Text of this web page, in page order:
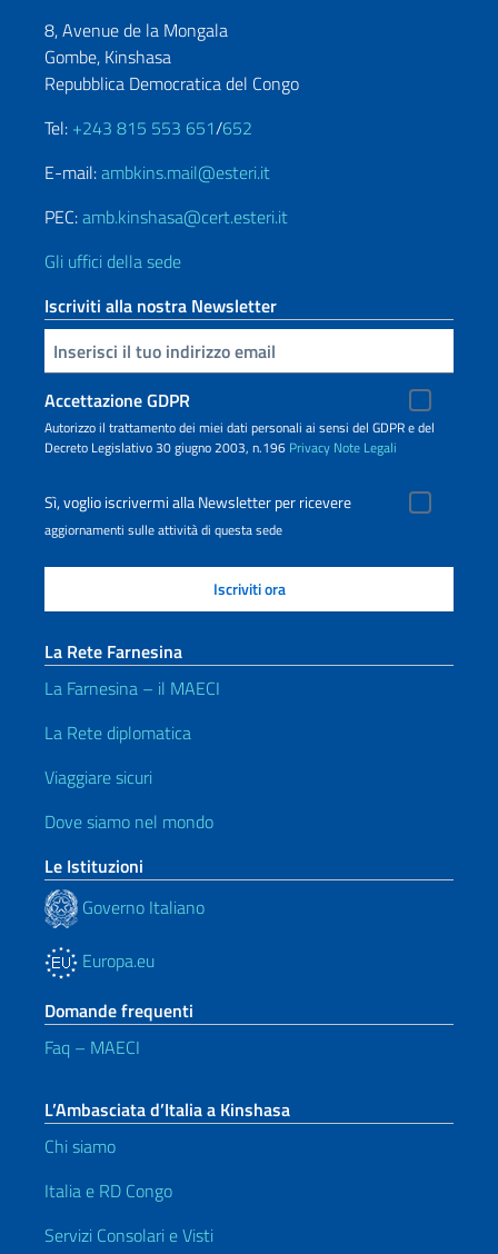
8, Avenue de la Mongala
Gombe, Kinshasa
Repubblica Democratica del Congo
Tel: +243 815 553 651/652
E-mail:ambkins.mail@esteri.it
PEC:amb.kinshasa@cert.esteri.it
Gli uffici della sede
Iscriviti alla nostra Newsletter
Inserisci la tua email
Accettazione GDPR
Autorizzo il trattamento dei miei dati personali ai sensi del GDPR e del
Decreto Legislativo 30 giugno 2003, n.196 Privacy Note Legali
Sì, voglio iscrivermi alla Newsletter per ricevere
aggiornamenti sulle attività di questa sede
La Rete Farnesina
La Farnesina – il MAECI
La Rete diplomatica
Viaggiare sicuri
Dove siamo nel mondo
Le Istituzioni
Governo Italiano
Europa.eu
Domande frequenti
Faq – MAECI
L’Ambasciata d’Italia a Kinshasa
Chi siamo
Italia e RD Congo
Servizi Consolari e Visti